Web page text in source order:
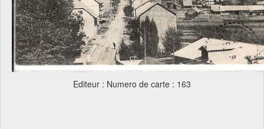
Editeur : Numero de carte : 163